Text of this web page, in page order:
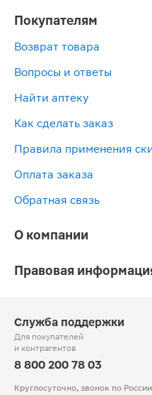
Покупателям
Возврат товара
Вопросы и ответы
Найти аптеку
Как сделать заказ
Правила применения
Оплата заказа
Обратная связь
О компании
Правовая
Служба поддержки
Для покупателей
и контрагентов
8 800 200 78 03
Круглосуточно, звонок по